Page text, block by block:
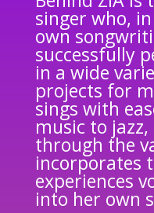
singer who,
own
successfully
in a wide
projects for
sings with
music to
through the
incorporates
experiences
into her own